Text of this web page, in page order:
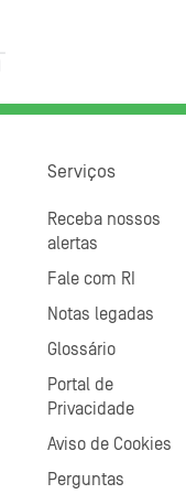
Serviços
Receba nossos
alertas
Fale com RI
Notas legadas
Glossário
Portal de
Privacidade
Aviso de Cookies
Perguntas